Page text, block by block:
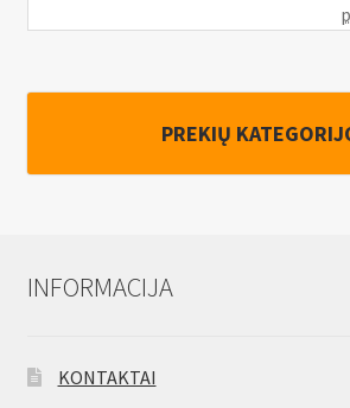
PREKIŲ
INFORMACIJA
KONTAKTAI